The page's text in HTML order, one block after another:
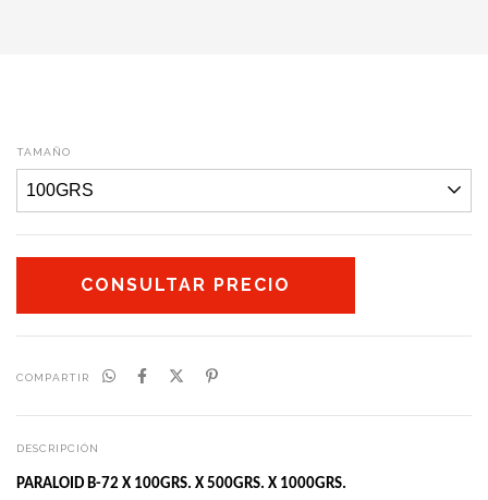
TAMAÑO
COMPARTIR
DESCRIPCIÓN
PARALOID B-72 X 100GRS. X 500GRS. X 1000GRS.